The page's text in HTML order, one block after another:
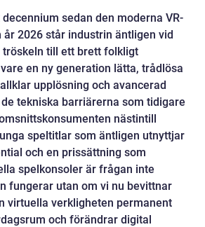
sedan den moderna VR-
2026 står industrin äntligen vid
till ett brett folkligt
en ny generation lätta, trådlösa
upplösning och avancerad
tekniska barriärerna som tidigare
nästintill
speltitlar som äntligen utnyttjar
och en prissättning som
spelkonsoler är frågan inte
fungerar utan om vi nu bevittnar
virtuella verkligheten permanent
och förändrar digital